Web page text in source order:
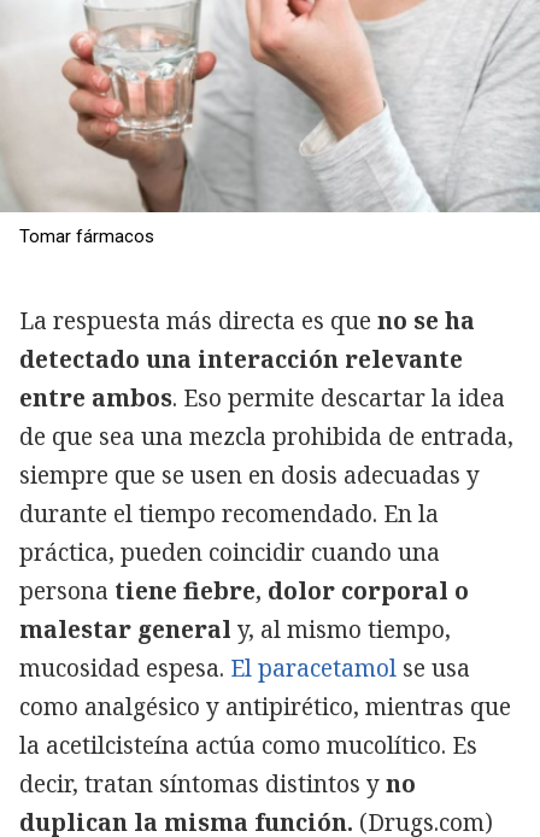
Tomar fármacos
La respuesta más directa es que no se ha
detectado una interacción relevante
entre ambos. Eso permite descartar la idea
de que sea una mezcla prohibida de entrada,
siempre que se usen en dosis adecuadas y
durante el tiempo recomendado. En la
práctica, pueden coincidir cuando una
persona tiene fiebre, dolor corporal o
malestar general y, al mismo tiempo,
mucosidad espesa. El paracetamol se usa
como analgésico y antipirético, mientras que
la acetilcisteína actúa como mucolítico. Es
decir, tratan síntomas distintos yno
duplican la misma función. (Drugs.com)